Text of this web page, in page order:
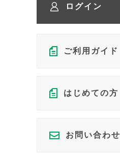
ログイン
ご利用ガイド
はじめての方
お問い合わせ